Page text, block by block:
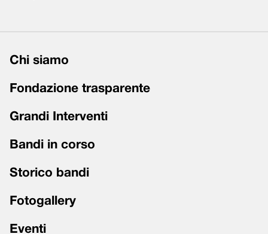
Chi siamo
Fondazione trasparente
Grandi Interventi
Bandi in corso
Storico bandi
Fotogallery
Eventi